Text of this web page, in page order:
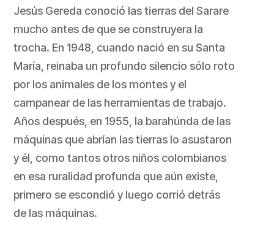
Jesús Gereda conoció las tierras del Sarare
mucho antes de que se construyera la
trocha. En 1948, cuando nació en su Santa
María, reinaba un profundo silencio sólo roto
por los animales de los montes y el
campanear de las herramientas de trabajo.
Años después, en 1955, la barahúnda de las
máquinas que abrían las tierras lo asustaron
y él, como tantos otros niños colombianos
en esa ruralidad profunda que aún existe,
primero se escondió y luego corrió detrás
de las máquinas.